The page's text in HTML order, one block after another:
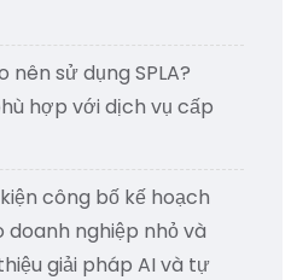
nên sử dụng SPLA?
hợp với dịch vụ cấp
công bố kế hoạch
doanh nghiệp nhỏ và
giải pháp AI và tự